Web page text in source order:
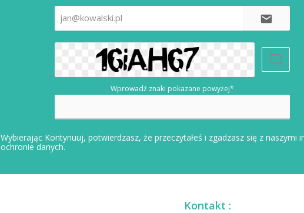
mail*
Wprowadź znaki pokazane powyżej*
Wybierając Kontynuuj, potwierdzasz, że przeczytałeś i zgadzasz się z naszymi
ochronie danych.
Kontakt :